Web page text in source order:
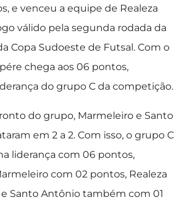
e venceu a equipe de Realeza
válido pela segunda rodada da
Copa Sudoeste de Futsal. Com o
chega aos 06 pontos,
do grupo C da competição.
do grupo, Marmeleiro e Santo
em 2 a 2. Com isso, o grupo C
liderança com 06 pontos,
com 02 pontos, Realeza
Santo Antônio também com 01